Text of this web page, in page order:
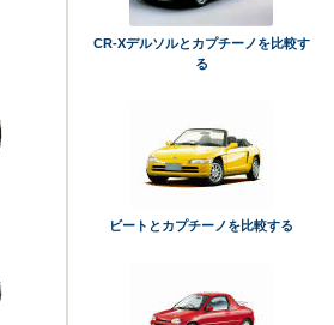
CR-Xデルソルとカプチーノを比較す
る
ビートとカプチーノを比較する